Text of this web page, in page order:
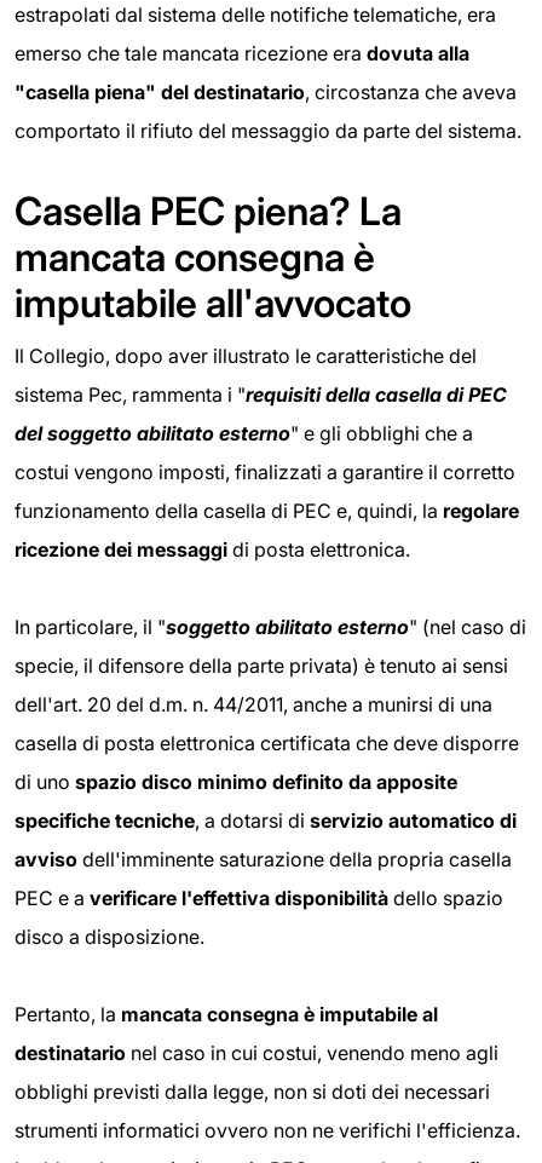
estrapolati dal sistema delle notifiche telematiche, era
emerso che tale mancata ricezione era dovuta alla
"casella piena" del destinatario, circostanza che aveva
comportato il rifiuto del messaggio da parte del sistema.
Casella PEC piena? La
mancata consegna è
imputabile all'avvocato
Il Collegio, dopo aver illustrato le caratteristiche del
sistema Pec, rammenta i "requisiti della casella di PEC
del soggetto abilitato esterno" e gli obblighi che a
costui vengono imposti, finalizzati a garantire il corretto
funzionamento della casella di PEC e, quindi, la regolare
ricezione dei messaggi di posta elettronica.
In particolare, il "soggetto abilitato esterno" (nel caso di
specie, il difensore della parte privata) è tenuto ai sensi
dell'art. 20 del d.m. n. 44/2011, anche a munirsi di una
casella di posta elettronica certificata che deve disporre
di uno spazio disco minimo definito da apposite
specifiche tecniche, a dotarsi di servizio automatico di
avviso dell'imminente saturazione della propria casella
PEC e a verificare l'effettiva disponibilità dello spazio
disco a disposizione.
Pertanto, la mancata consegna è imputabile al
destinatario nel caso in cui costui, venendo meno agli
obblighi previsti dalla legge, non si doti dei necessari
strumenti informatici ovvero non ne verifichi l'efficienza.